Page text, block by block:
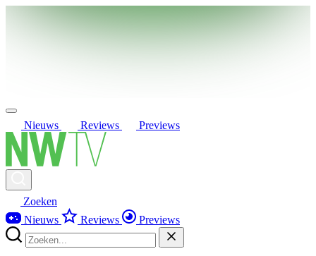
Nieuws Reviews Previews
Zoeken
Nieuws
Reviews Previews